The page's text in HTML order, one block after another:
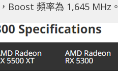
Boost 頻率為 1,645 MHz。